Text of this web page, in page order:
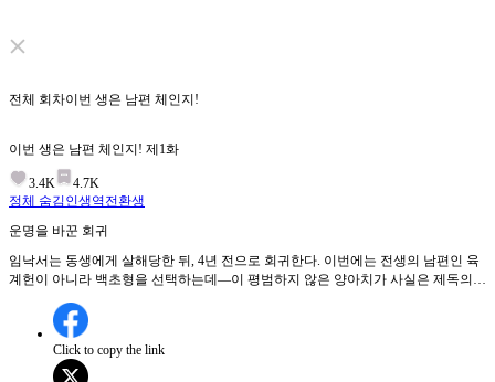
전체 회차이번 생은 남편 체인지!
이번 생은 남편 체인지! 제 1화
3.4K
4.7K
정체 숨김 인생역전환생
운명을 바꾼 회귀
임낙서는 동생에게 살해당한 뒤, 4년 전으로 회귀한다. 이번에는 전생의 남편인 육
계헌이 아니라 백초형을 선택하는데—이 평범하지 않은 양아치가 사실은 제독의
의 로맨스! 제1화:임낙서는 동생에게 살해당한 후 4년 전으로 회귀하여, 이번에는
전생의 남편 육계헌이 아닌 백초형을 선택한다. 그녀는 과거의 실수를 되풀이하지
않기 위해 노력하며, 운명을 바꾸려는 통쾌한 역전극을 펼친다. 특히, 회중시계 사
건과 예상치 못한 키스 사건을 통해 육계헌과의 관계가 새로운 국면을 맞이한다.임
Click to copy the link